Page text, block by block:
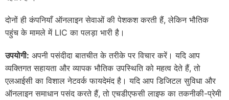
दोनों ही कंपनियाँ ऑनलाइन सेवाओं की पेशकश करती हैं, लेकिन भौतिक
पहुंच के मामले में LIC का पलड़ा भारी है।
उपयोगी: अपनी पसंदीदा बातचीत के तरीके पर विचार करें। यदि आप
व्यक्तिगत सहायता और व्यापक भौतिक उपस्थिति को महत्व देते हैं, तो
एलआईसी का विशाल नेटवर्क फायदेमंद है। यदि आप डिजिटल सुविधा और
ऑनलाइन समाधान पसंद करते हैं, तो एचडीएफसी लाइफ का तकनीकी-प्रेमी